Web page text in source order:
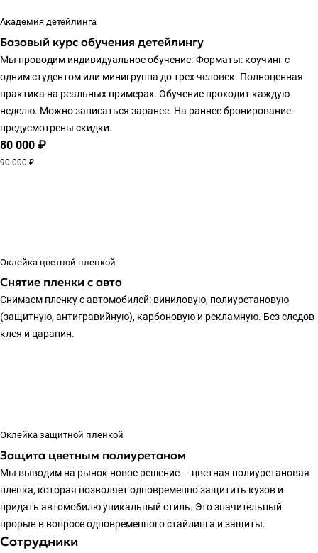
Академия детейлинга
Базовый курс обучения детейлингу
Мы проводим индивидуальное обучение. Форматы: коучинг с
одним студентом или минигруппа до трех человек. Полноценная
практика на реальных примерах. Обучение проходит каждую
неделю. Можно записаться заранее. На раннее бронирование
предусмотрены скидки.
80 000 ₽
90 000 ₽
Оклейка цветной пленкой
Снятие пленки с авто
Снимаем пленку с автомобилей: виниловую, полиуретановую
(защитную, антигравийную), карбоновую и рекламную. Без следов
клея и царапин.
Оклейка защитной пленкой
Защита цветным полиуретаном
Мы выводим на рынок новое решение — цветная полиуретановая
пленка, которая позволяет одновременно защитить кузов и
придать автомобилю уникальный стиль. Это значительный
прорыв в вопросе одновременного стайлинга и защиты.
Сотрудники